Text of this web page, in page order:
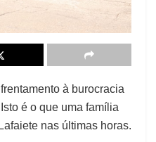
à burocracia
é o que uma família
nas últimas horas.